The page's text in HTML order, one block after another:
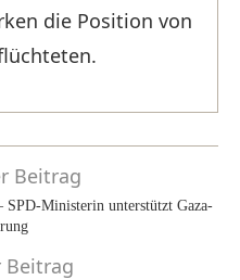
die Position von
Beitrag
SPD-Ministerin unterstützt Gaza-
Beitrag